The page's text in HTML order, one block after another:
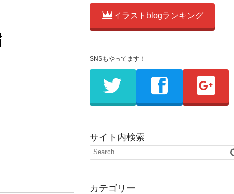
イラストblogランキング
SNSもやってます！
サイト内検索
カテゴリー